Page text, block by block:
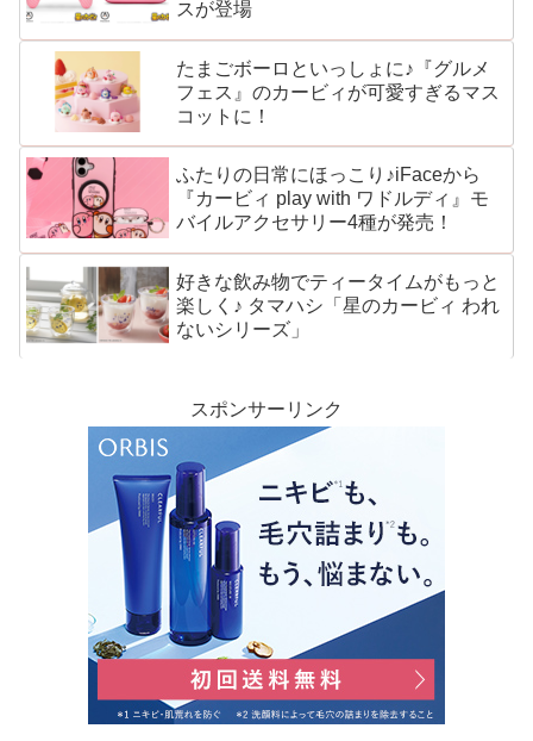
スが登場
たまごボーロといっしょに♪『グルメ
フェス』のカービィが可愛すぎるマス
コットに！
ふたりの日常にほっこり♪iFaceから
『カービィ play with ワドルディ』モ
バイルアクセサリー4種が発売！
好きな飲み物でティータイムがもっと
楽しく♪ タマハシ「星のカービィ われ
ないシリーズ」
スポンサーリンク